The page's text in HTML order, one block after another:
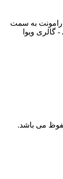
به سمت
ویوا
می باشد.